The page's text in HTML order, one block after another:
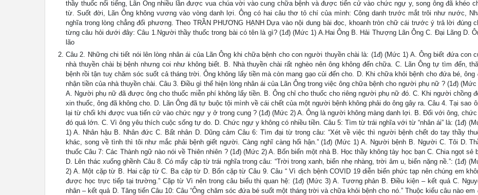
thầy thuốc nổi tiếng, Lãn Ông nhiều lần được vua chúa vời vào cung chữa bệnh và được tiến cử vào chức ngự y, song ông đã khéo
từ. Suốt đời, Lãn Ông không vương vào vòng danh lợi. Ông có hai câu thơ tỏ chí của mình: Công danh trước mắt trôi như nước,
nghĩa trong lòng chẳng đổi phương. Theo TRẦN PHƯƠNG HẠNH Dựa vào nội dung bài đọc, khoanh tròn chữ cái trước ý trả lời đúng
từng câu hỏi dưới đây: Câu 1.Người thầy thuốc trong bài có tên là gì? (1đ) (Mức 1) A.Hai Ông B. Hải Thượng Lãn Ông C. Đại Lãng D.
lão
Câu 2. Những chi tiết nói lên lòng nhân ái của Lãn Ông khi chữa bệnh cho con người thuyền chài là: (1đ) (Mức 1) A. Ông biết đứa con
nhà thuyền chài bị bệnh nhưng coi như không biết. B. Nhà thuyền chài rất nghèo nên ông không đến chữa. C. Lãn Ông tự tìm đến,
bệnh rồi tận tuỵ chăm sóc suốt cả tháng trời. Ông không lấy tiền mà còn mang gạo củi đến cho. D. Khi chữa khỏi bệnh cho đứa bé, ông
nhận tiền của nhà thuyền chài. Câu 3. Điều gì thể hiện lòng nhân ái của Lãn Ông trong việc ông chữa bệnh cho người phụ nữ ? (1đ) (Mức
A. Người phụ nữ đã được ông cho thuốc miễn phí không lấy tiền. B. Ông chỉ cho thuốc cho riêng người phụ nữ đó. C. Khi người chồng
xin thuốc, ông đã không cho. D. Lãn Ông đã tự buộc tội mình về cái chết của một người bệnh không phải do ông gây ra. Câu 4. Tại sao
lại từ chối khi được vua tiến cử vào chức ngự y ở trong cung ? (1đ) (Mức 2) A. Ông là người không màng danh lợi. B. Đối với ông,
đó quá lớn. C. Vì ông yêu thích cuộc sống tự do. D. Chức ngự y không có nhiều tiền. Câu 5: Tìm từ trái nghĩa với từ “nhân ái” là: (1đ)
1) A. Nhân hậu B. Nhân đức C. Bất nhân D. Dũng cảm Câu 6: Tìm đại từ trong câu: “Xét về việc thì người bệnh chết do tay thầy
khác, song về tình thì tôi như mắc phải bệnh giết người. Càng nghĩ càng hối hận.” (1đ) (Mức 1) A. Người bệnh B. Người C. Tôi D.
thuốc Câu 7: Các Thành ngữ nào nói về Thiên nhiên ? (1đ) (Mức 2) A. Bốn biển một nhà B. Học thầy không tày học bạn C. Chia ngọt sẻ
D. Lên thác xuống ghềnh Câu 8. Có mấy cặp từ trái nghĩa trong câu: “Trời trong xanh, biển nhẹ nhàng, trời âm u, biển nặng nề.”: (1đ)
2) A. Một cặp từ B. Hai cặp từ C. Ba cặp từ D. Bốn cặp từ Câu 9. Câu “ Vì dịch bệnh COVID 19 diễn biến phức tạp nên chúng em
được học trực tiếp tại trường.” Cặp từ Vì nên trong câu biểu thị quan hệ: (1đ) (Mức 3) A. Tương phản B. Điều kiện – kết quả C.
nhân – kết quả D. Tăng tiến Câu 10: Câu “Ông chăm sóc đứa bé suốt một tháng trời và chữa khỏi bệnh cho nó.” Thuộc kiểu câu nào em